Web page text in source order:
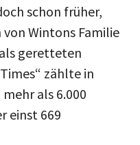
schon früher,
Wintons Familie
geretteten
zählte in
als 6.000
einst 669